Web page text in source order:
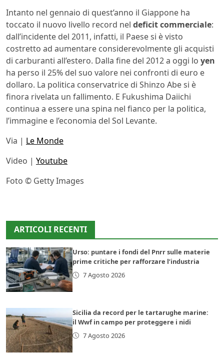
Intanto nel gennaio di quest’anno il Giappone ha
toccato il nuovo livello record nel deficit commerciale:
dall’incidente del 2011, infatti, il Paese si è visto
costretto ad aumentare considerevolmente gli acquisti
di carburanti all’estero. Dalla fine del 2012 a oggi lo yen
ha perso il 25% del suo valore nei confronti di euro e
dollaro. La politica conservatrice di Shinzo Abe si è
finora rivelata un fallimento. E Fukushima Daiichi
continua a essere una spina nel fianco per la politica,
l’immagine e l’economia del Sol Levante.
Via | Le Monde
Video | Youtube
Foto © Getty Images
ARTICOLI RECENTI
Urso: puntare i fondi del Pnrr sulle materie
prime critiche per rafforzare l’industria
7 Agosto 2026
Sicilia da record per le tartarughe marine:
il Wwf in campo per proteggere i nidi
7 Agosto 2026